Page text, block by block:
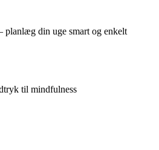
planlæg din uge smart og enkelt
til mindfulness